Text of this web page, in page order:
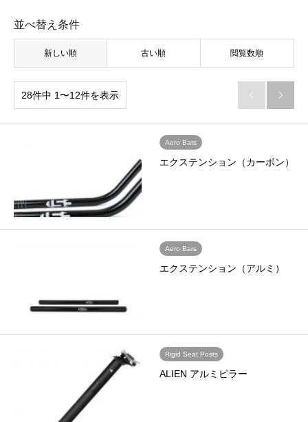
並べ替え条件
新しい順 古い順 閲覧数順
28件中 1〜12件を表示  
Aero Bars
エクステンション（カーボン）
Aero Bars
エクステンション（アルミ）
Rigid Seat Posts
ALIEN アルミピラー